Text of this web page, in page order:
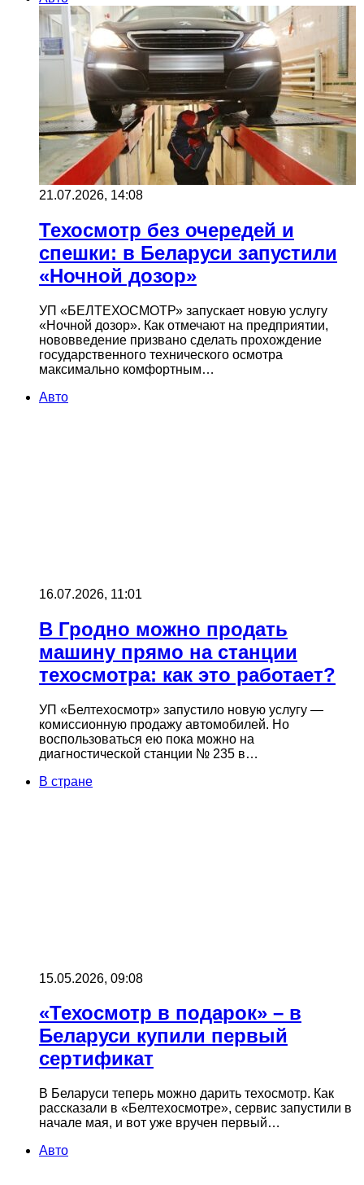
21.07.2026, 14:08
Техосмотр без очередей и
спешки: в Беларуси запустили
«Ночной дозор»
УП «БЕЛТЕХОСМОТР» запускает новую услугу
«Ночной дозор». Как отмечают на предприятии,
нововведение призвано сделать прохождение
государственного технического осмотра
максимально комфортным…
Авто
16.07.2026, 11:01
В Гродно можно продать
машину прямо на станции
техосмотра: как это работает?
УП «Белтехосмотр» запустило новую услугу —
комиссионную продажу автомобилей. Но
воспользоваться ею пока можно на
диагностической станции № 235 в…
В стране
15.05.2026, 09:08
«Техосмотр в подарок» – в
Беларуси купили первый
сертификат
В Беларуси теперь можно дарить техосмотр. Как
рассказали в «Белтехосмотре», сервис запустили в
начале мая, и вот уже вручен первый…
Авто